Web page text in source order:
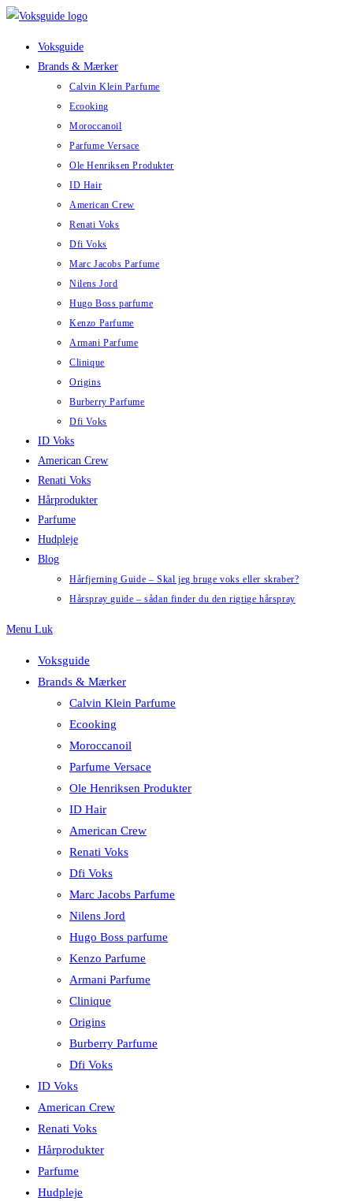
Skip
Voksguide
Brands & Mærker
Calvin Klein Parfume
Ecooking
Moroccanoil
Parfume Versace
Ole Henriksen Produkter
ID Hair
American Crew
Renati Voks
Dfi Voks
Marc Jacobs Parfume
Nilens Jord
Hugo Boss parfume
Kenzo Parfume
Armani Parfume
Clinique
Origins
Burberry Parfume
Dfi Voks
ID Voks
American Crew
Renati Voks
Hårprodukter
Parfume
Hudpleje
Blog
Hårfjerning Guide – Skal jeg bruge voks eller skraber?
Hårspray guide – sådan finder du den rigtige hårspray
Menu Luk
Voksguide
Brands & Mærker
Calvin Klein Parfume
Ecooking
Moroccanoil
Parfume Versace
Ole Henriksen Produkter
ID Hair
American Crew
Renati Voks
Dfi Voks
Marc Jacobs Parfume
Nilens Jord
Hugo Boss parfume
Kenzo Parfume
Armani Parfume
Clinique
Origins
Burberry Parfume
Dfi Voks
ID Voks
American Crew
Renati Voks
Hårprodukter
Parfume
Hudpleje